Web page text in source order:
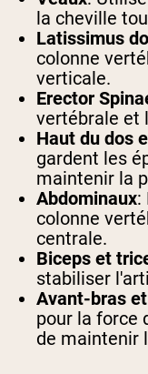
la cheville
Latissimus
colonne
verticale.
Erector
vertébrale et
Haut du dos
gardent les
maintenir la
Abdominaux:
colonne
centrale.
Biceps et
stabiliser
Avant-bras
pour la force
de maintenir